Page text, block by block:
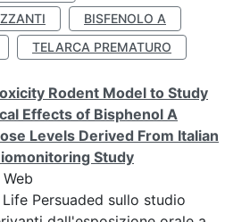
BISFENOLO A
TELARCA PREMATURO
Rodent Model to Study
Effects of Bisphenol A
Levels Derived From Italian
Study
Persuaded sullo studio